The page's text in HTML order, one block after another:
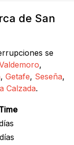
de San
se
,
, Getafe, Seseña,
Calzada.